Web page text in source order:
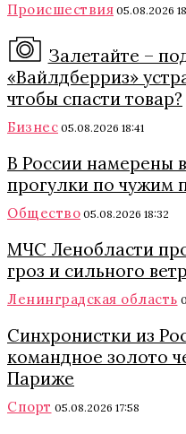
Происшествия 05.08.2026
Залетайте –
«Вайлдберриз»
чтобы спасти товар?
Бизнес 05.08.2026 18:41
В России намерены
прогулки по чужим
Общество 05.08.2026 18:32
МЧС Ленобласти
гроз и сильного
Ленинградская область
Синхронистки из
командное золото
Париже
Спорт 05.08.2026 17:58